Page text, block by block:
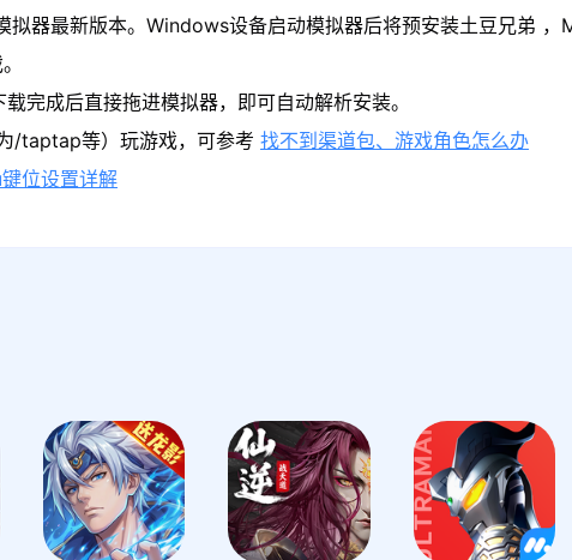
器最新版本。Windows设备启动模拟器后将预安装土豆兄弟 ，
完成后直接拖进模拟器，即可自动解析安装。
/taptap等）玩游戏，可参考 找不到渠道包、游戏角色怎么办
位设置详解